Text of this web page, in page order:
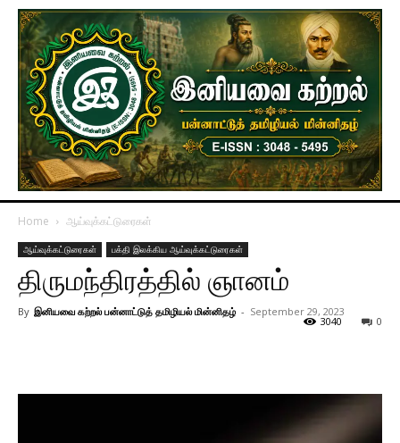
Home ஆய்வுக்கட்டுரைகள்
ஆய்வுக்கட்டுரைகள் பக்தி இலக்கிய ஆய்வுக்கட்டுரைகள்
திருமந்திரத்தில் ஞானம்
By இனியவை கற்றல் பன்னாட்டுத் தமிழியல் மின்னிதழ் - September 29, 2023
0
3040